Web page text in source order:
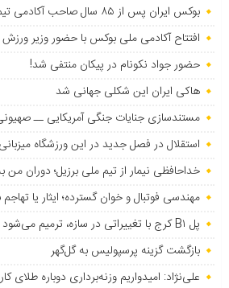
بوکس ایران پس از ۸۵ سال صاحب آکادمی تیم های ملی شد
افتتاح آکادمی ملی بوکس با حضور وزیر ورزش
حضور جواد نکونام در پیکان منتفی شد!
هاکی ایران این شکلی جهانی شد
مستندسازی جنایات جنگی آمریکایی ــ
استقلال در فصل جدید در این ورزشگاه
خداحافظی نیمار از تیم ملی برزیل؛ دوران من
مهندسی فوتبال و خوان گسترده؛ ایثار یا
پل B۱ کرج با تغییراتی در سازه، ترمیم می‌شود
بازگشت گزینه پرسپولیس به ‌گل‌گهر
علی‌نژاد: امیدواریم وزنه‌برداری دوباره طلای